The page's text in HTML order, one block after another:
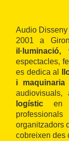
Audio Disseny
2001 a
espectacles,
es dedica al
i maquinaria
logístic en
organitzadors
cobreixen des